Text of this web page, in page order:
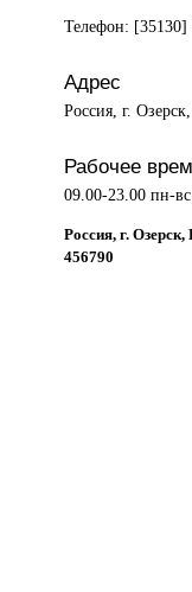
Телефон:
Адрес
Россия, г.
Рабочее
09.00-23.00 пн-
Россия, г.
456790